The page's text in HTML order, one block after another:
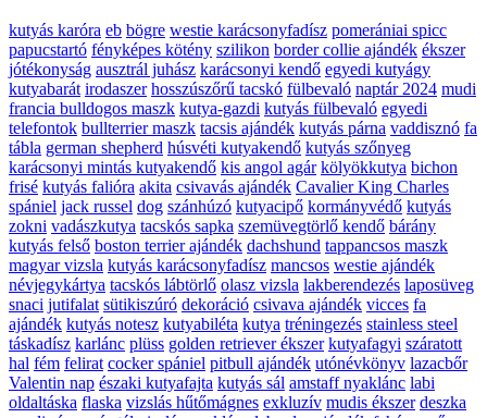
kutyás karóra eb bögre westie karácsonyfadísz pomerániai spicc
papucstartó fényképes kötény szilikon border collie ajándék ékszer
jótékonyság ausztrál juhász karácsonyi kendő egyedi kutyágy
kutyabarát irodaszer hosszúszőrű tacskó fülbevaló naptár 2024 mudi
francia bulldogos maszk kutya-gazdi kutyás fülbevaló egyedi
telefontok bullterrier maszk tacsis ajándék kutyás párna vaddisznó fa
tábla german shepherd húsvéti kutyakendő kutyás szőnyeg
karácsonyi mintás kutyakendő kis angol agár kölyökkutya bichon
frisé kutyás falióra akita csivavás ajándék Cavalier King Charles
spániel jack russel dog szánhúzó kutyacipő kormányvédő kutyás
zokni vadászkutya tacskós sapka szemüvegtörlő kendő bárány
kutyás felső boston terrier ajándék dachshund tappancsos maszk
magyar vizsla kutyás karácsonyfadísz mancsos westie ajándék
névjegykártya tacskós lábtörlő olasz vizsla lakberendezés laposüveg
snaci jutifalat sütikiszúró dekoráció csivava ajándék vicces fa
ajándék kutyás notesz kutyabiléta kutya tréningezés stainless steel
táskadísz karlánc plüss golden retriever ékszer kutyafagyi száratott
hal fém felirat cocker spániel pitbull ajándék utónévkönyv lazacbőr
Valentin nap északi kutyafajta kutyás sál amstaff nyaklánc labi
oldaltáska flaska vizslás hűtőmágnes exkluzív mudis ékszer deszka